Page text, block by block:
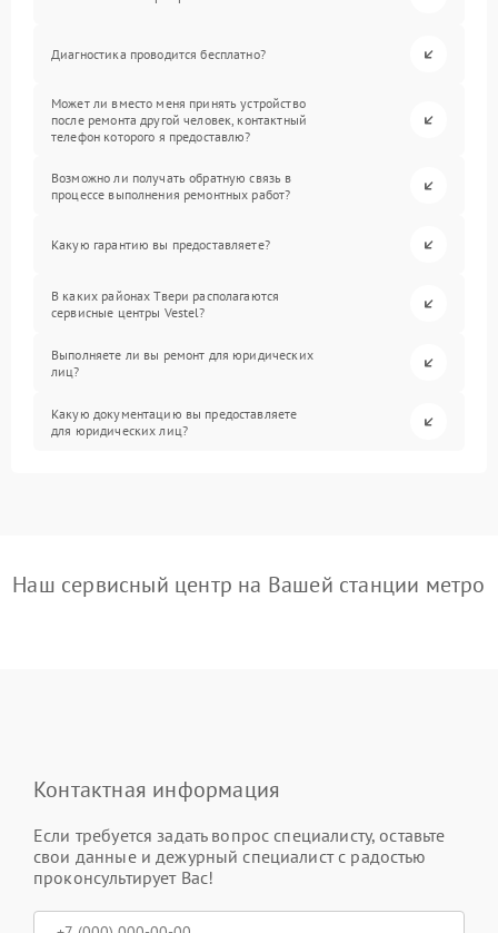
Диагностика проводится бесплатно?
Может ли вместо меня принять устройство
после ремонта другой человек, контактный
телефон которого я предоставлю?
Возможно ли получать обратную связь в
процессе выполнения ремонтных работ?
Какую гарантию вы предоставляете?
В каких районах Твери располагаются
сервисные центры Vestel?
Выполняете ли вы ремонт для юридических
лиц?
Какую документацию вы предоставляете
для юридических лиц?
Наш сервисный центр на Вашей станции метро
Контактная информация
Если требуется задать вопрос специалисту, оставьте
свои данные и дежурный специалист с радостью
проконсультирует Вас!